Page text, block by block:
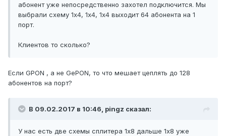
абонент уже непосредственно захотел подключится. Мы
выбрали схему 1х4, 1х4, 1х4 выходит 64 абонента на 1
порт.
Клиентов то сколько?
Если GPON , а не GePON, то что мешает цеплять до 128
абонентов на порт?
В 09.02.2017 в 10:46, pingz сказал:
У нас есть две схемы сплитера 1х8 дальше 1х8 уже